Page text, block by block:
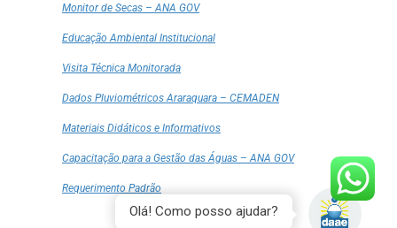
Monitor de Secas – ANA GOV
Educação Ambiental Institucional
Visita Técnica Monitorada
Dados Pluviométricos Araraquara – CEMADEN
Materiais Didáticos e Informativos
Capacitação para a Gestão das Águas – ANA GOV
Requerimento Padrão
Olá! Como posso ajudar?